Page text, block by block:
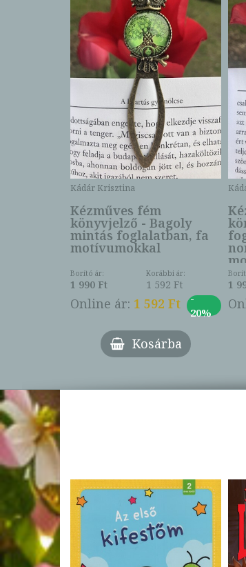
Kádár Krisztina
Kézműves fém
könyvjelző - Bagoly
mintás foglalatban, fa
motívumokkal
Borító ár:
1 990 Ft
Korábbi ár:
1 592 Ft
Online ár: 1 592 Ft
-
20%
Kosárba
1